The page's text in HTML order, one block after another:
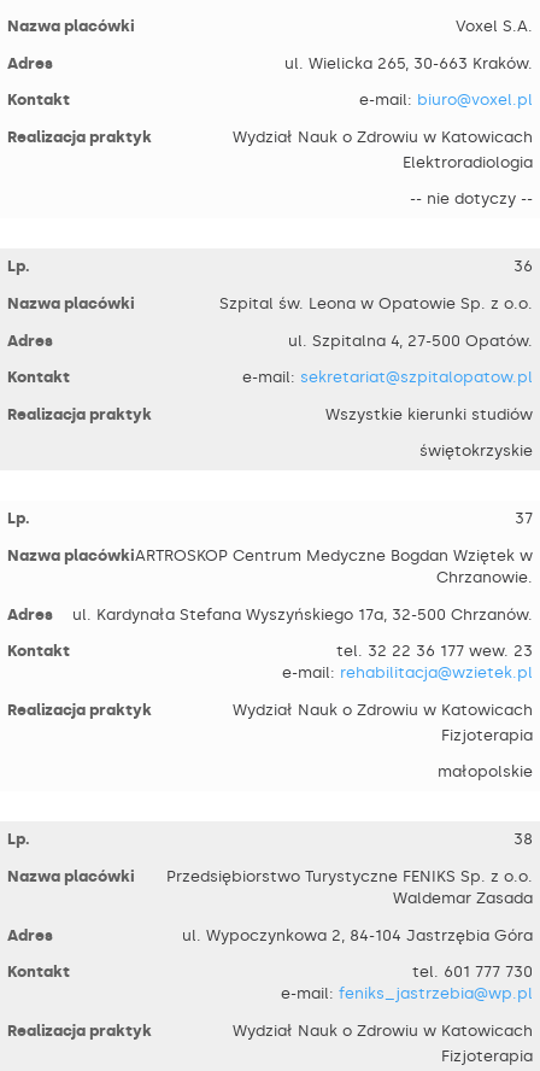
Voxel S.A.
ul. Wielicka 265, 30-663 Kraków.
e-mail: biuro@voxel.pl
Wydział Nauk o Zdrowiu w Katowicach
Elektroradiologia
-- nie dotyczy --
36
Szpital św. Leona w Opatowie Sp. z o.o.
ul. Szpitalna 4, 27-500 Opatów.
e-mail: sekretariat@szpitalopatow.pl
Wszystkie kierunki studiów
świętokrzyskie
37
ARTROSKOP Centrum Medyczne Bogdan Wziętek w
Chrzanowie.
ul. Kardynała Stefana Wyszyńskiego 17a, 32-500 Chrzanów.
tel. 32 22 36 177 wew. 23
e-mail: rehabilitacja@wzietek.pl
Wydział Nauk o Zdrowiu w Katowicach
Fizjoterapia
małopolskie
38
Przedsiębiorstwo Turystyczne FENIKS Sp. z o.o.
Waldemar Zasada
ul. Wypoczynkowa 2, 84-104 Jastrzębia Góra
tel. 601 777 730
e-mail: feniks_jastrzebia@wp.pl
Wydział Nauk o Zdrowiu w Katowicach
Fizjoterapia